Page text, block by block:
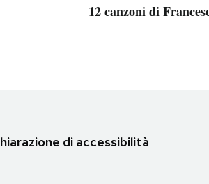
12 canzoni di
di accessibilità